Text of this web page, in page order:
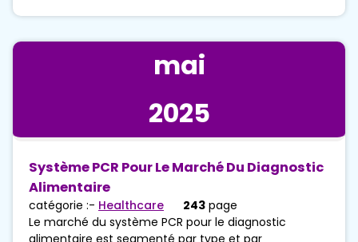
mai
2025
Système PCR Pour Le Marché Du Diagnostic
Alimentaire
catégorie :- Healthcare 243 page
Le marché du système PCR pour le diagnostic
alimentaire est segmenté par type et par